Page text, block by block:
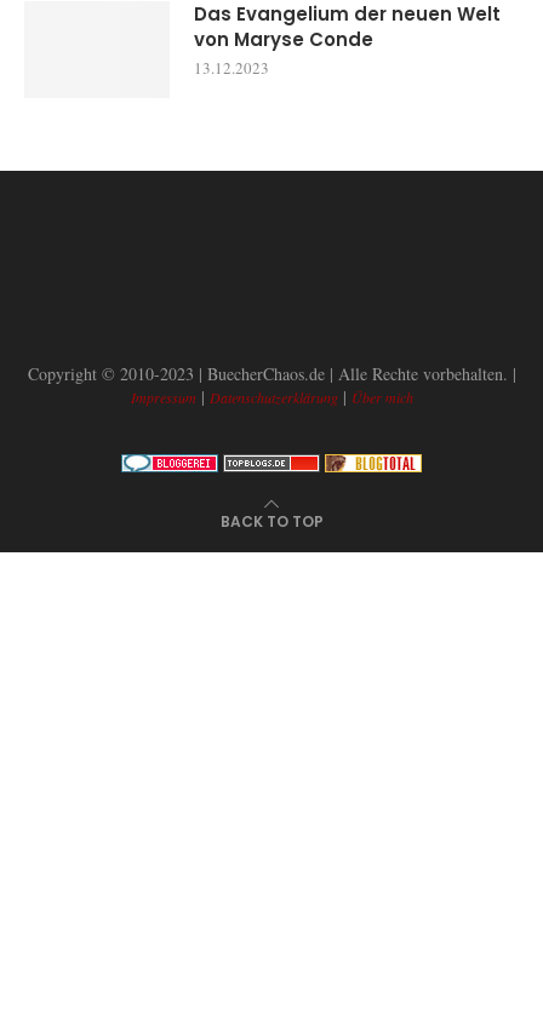
Das Evangelium der neuen Welt
von Maryse Conde
13.12.2023
Copyright © 2010-2023 | BuecherChaos.de | Alle Rechte vorbehalten. |
Impressum | Datenschutzerklärung| Über mich
BACK TO TOP